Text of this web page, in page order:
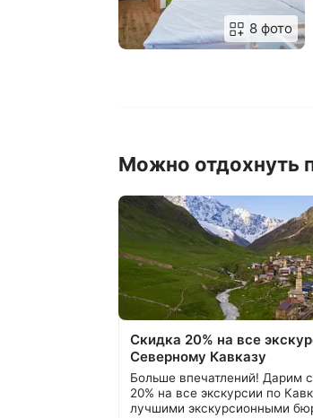
8 фото
Можно отдохнуть
Скидка 20% на все
Северному Кавказу
Больше впечатлений! Дарим
20% на все экскурсии по
лучшими экскурсионными